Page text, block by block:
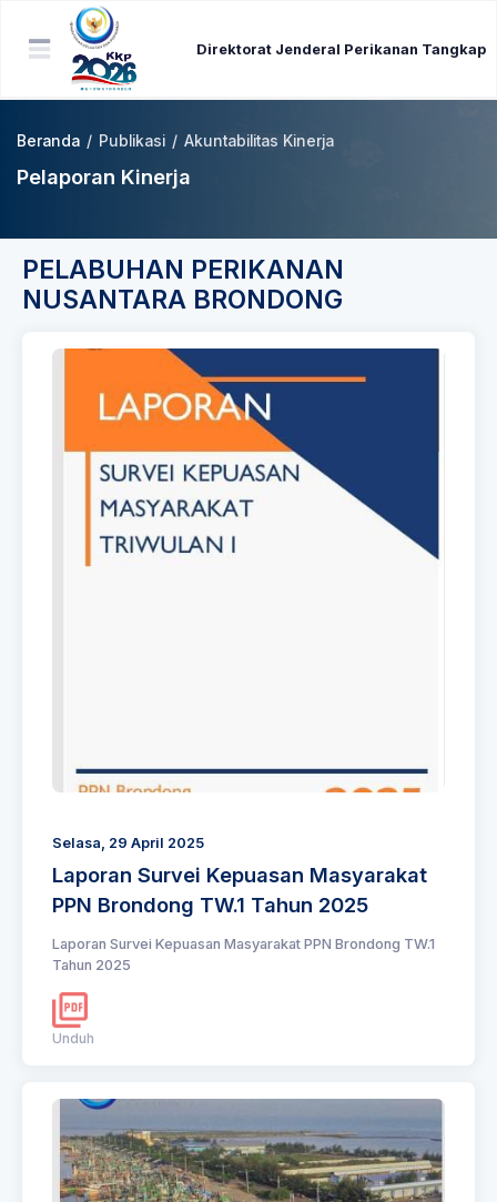
Direktorat Jenderal Perikanan Tangkap
Beranda / Publikasi / Akuntabilitas Kinerja
Pelaporan Kinerja
PELABUHAN PERIKANAN
NUSANTARA BRONDONG
Selasa, 29 April 2025
Laporan Survei Kepuasan Masyarakat
PPN Brondong TW.1 Tahun 2025
Laporan Survei Kepuasan Masyarakat PPN Brondong TW.1
Tahun 2025
Unduh